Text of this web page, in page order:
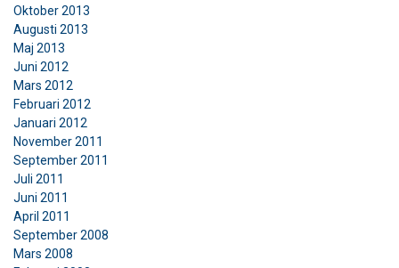
Oktober 2013
Augusti 2013
Maj 2013
Juni 2012
Mars 2012
Februari 2012
Januari 2012
November 2011
September 2011
Juli 2011
Juni 2011
April 2011
September 2008
Mars 2008